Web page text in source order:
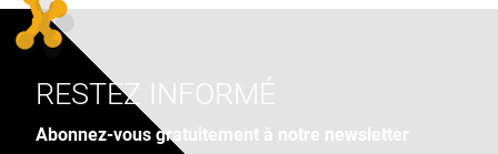
RESTEZ INFORMÉ
Abonnez-vous gratuitement à notre newsletter